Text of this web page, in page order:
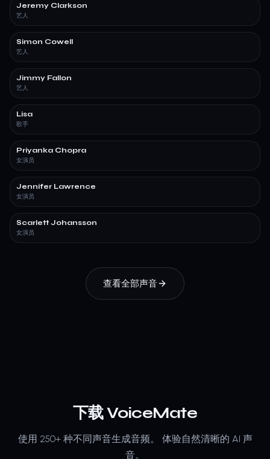
Jeremy Clarkson
艺人
Simon Cowell
艺人
Jimmy Fallon
艺人
Lisa
歌手
Priyanka Chopra
女演员
Jennifer Lawrence
女演员
Scarlett Johansson
女演员
查看全部声音
下载 VoiceMate
使用 250+ 种不同声音生成音频。
体验自然清晰的 AI 声
音。